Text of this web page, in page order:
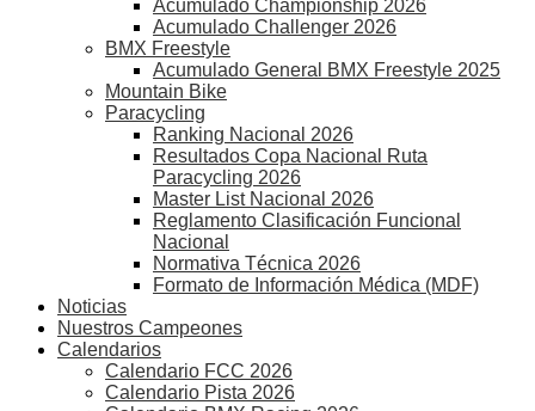
Acumulado Championship 2026
Acumulado Challenger 2026
BMX Freestyle
Acumulado General BMX Freestyle 2025
Mountain Bike
Paracycling
Ranking Nacional 2026
Resultados Copa Nacional Ruta
Paracycling 2026
Master List Nacional 2026
Reglamento Clasificación Funcional
Nacional
Normativa Técnica 2026
Formato de Información Médica (MDF)
Noticias
Nuestros Campeones
Calendarios
Calendario FCC 2026
Calendario Pista 2026